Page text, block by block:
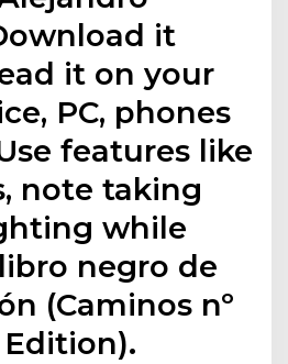
it
it on your
PC, phones
features like
note taking
while
negro de
(Caminos nº
Edition).